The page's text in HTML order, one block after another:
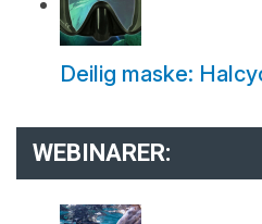
Deilig maske:
WEBINARER: